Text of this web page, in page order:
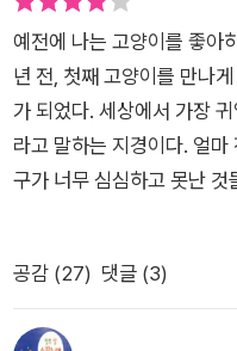
유일하게 자신과 20년이 넘
밀에 대해 밝히고 있다. 장수
내가 푹 빠져 있던‘유리의
을 본따서 지은 것이다. ‘뮤
을 공유한고양이다. 그 비밀
인 ‘노르웨이의 숲’ 탄생
집에서 뮤즈는 예쁘고, 영리
그와 고양이 사이에는 늘
예전에 나는 고양이를 좋아
년 전, 첫째 고양이를 만나
가 되었다. 세상에서 가장
라고 말하는 지경이다. 얼마
구가 너무 심심하고 못난 것
이’일 것이라고 서슴없이
나는 고양이 세 마리를 키우
공감 (27) 댓글 (3)